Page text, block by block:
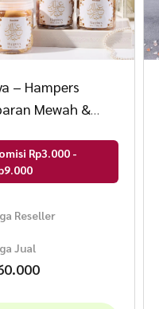
– Hampers
Mewah &
Rp3.000 -
Reseller
Jual